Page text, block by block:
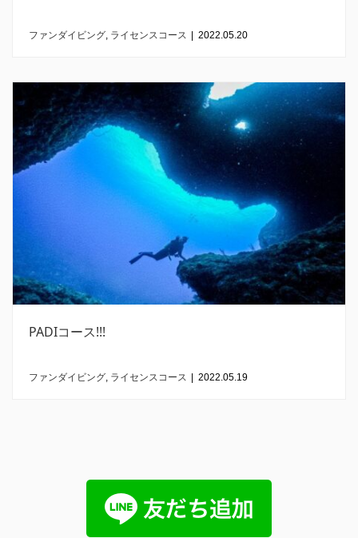
ファンダイビング, ライセンスコース 2022.05.20
PADIコース!!!
ファンダイビング, ライセンスコース 2022.05.19